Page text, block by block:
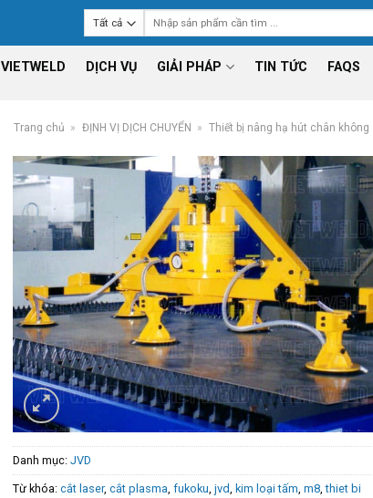
VIETWELD DỊCH VỤ GIẢI PHÁP TIN TỨC FAQS
Trang chủ » ĐỊNH VỊ DỊCH CHUYỂN » Thiết bị nâng hạ hút chân không
Danh mục:JVD
Từ khóa:cắt laser,cắt plasma ,fukoku ,jvd ,kim loại tấm ,m8 ,thiet bi